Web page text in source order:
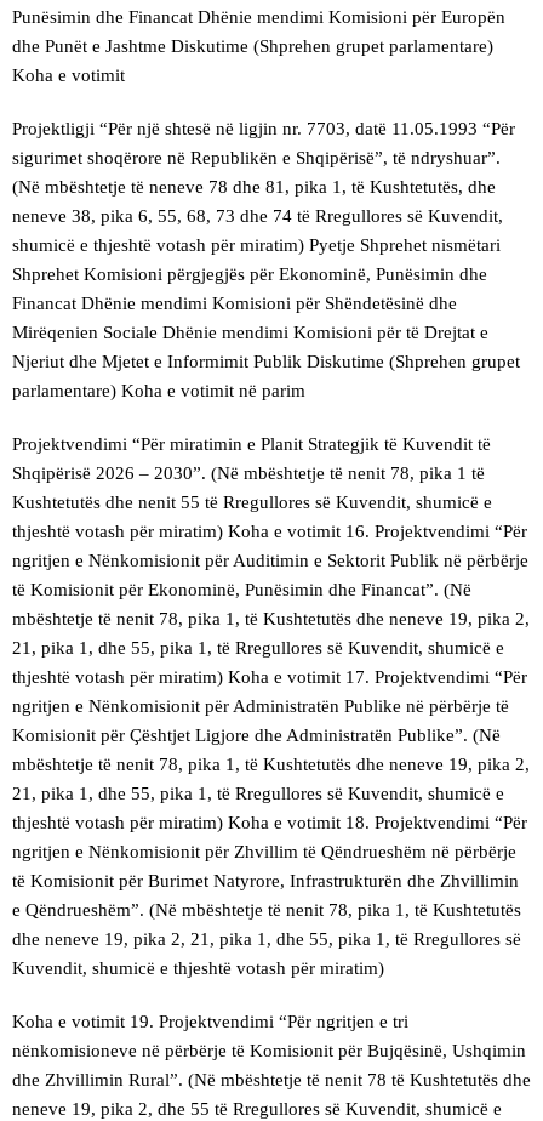
Punësimin dhe Financat Dhënie mendimi Komisioni për Europën
dhe Punët e Jashtme Diskutime (Shprehen grupet parlamentare)
Koha e votimit
Projektligji “Për një shtesë në ligjin nr. 7703, datë 11.05.1993 “Për
sigurimet shoqërore në Republikën e Shqipërisë”, të ndryshuar”.
(Në mbështetje të neneve 78 dhe 81, pika 1, të Kushtetutës, dhe
neneve 38, pika 6, 55, 68, 73 dhe 74 të Rregullores së Kuvendit,
shumicë e thjeshtë votash për miratim) Pyetje Shprehet nismëtari
Shprehet Komisioni përgjegjës për Ekonominë, Punësimin dhe
Financat Dhënie mendimi Komisioni për Shëndetësinë dhe
Mirëqenien Sociale Dhënie mendimi Komisioni për të Drejtat e
Njeriut dhe Mjetet e Informimit Publik Diskutime (Shprehen grupet
parlamentare) Koha e votimit në parim
Projektvendimi “Për miratimin e Planit Strategjik të Kuvendit të
Shqipërisë 2026 – 2030”. (Në mbështetje të nenit 78, pika 1 të
Kushtetutës dhe nenit 55 të Rregullores së Kuvendit, shumicë e
thjeshtë votash për miratim) Koha e votimit 16. Projektvendimi “Për
ngritjen e Nënkomisionit për Auditimin e Sektorit Publik në përbërje
të Komisionit për Ekonominë, Punësimin dhe Financat”. (Në
mbështetje të nenit 78, pika 1, të Kushtetutës dhe neneve 19, pika 2,
21, pika 1, dhe 55, pika 1, të Rregullores së Kuvendit, shumicë e
thjeshtë votash për miratim) Koha e votimit 17. Projektvendimi “Për
ngritjen e Nënkomisionit për Administratën Publike në përbërje të
Komisionit për Çështjet Ligjore dhe Administratën Publike”. (Në
mbështetje të nenit 78, pika 1, të Kushtetutës dhe neneve 19, pika 2,
21, pika 1, dhe 55, pika 1, të Rregullores së Kuvendit, shumicë e
thjeshtë votash për miratim) Koha e votimit 18. Projektvendimi “Për
ngritjen e Nënkomisionit për Zhvillim të Qëndrueshëm në përbërje
të Komisionit për Burimet Natyrore, Infrastrukturën dhe Zhvillimin
e Qëndrueshëm”. (Në mbështetje të nenit 78, pika 1, të Kushtetutës
dhe neneve 19, pika 2, 21, pika 1, dhe 55, pika 1, të Rregullores së
Kuvendit, shumicë e thjeshtë votash për miratim)
Koha e votimit 19. Projektvendimi “Për ngritjen e tri
nënkomisioneve në përbërje të Komisionit për Bujqësinë, Ushqimin
dhe Zhvillimin Rural”. (Në mbështetje të nenit 78 të Kushtetutës dhe
neneve 19, pika 2, dhe 55 të Rregullores së Kuvendit, shumicë e